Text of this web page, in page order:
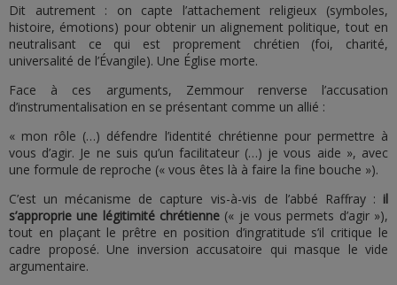
Dit autrement : on capte l’attachement religieux (symboles,
histoire, émotions) pour obtenir un alignement politique, tout en
neutralisant ce qui est proprement chrétien (foi, charité,
universalité de l’Évangile). Une Église morte.
Face à ces arguments, Zemmour renverse l’accusation
d’instrumentalisation en se présentant comme un allié :
« mon rôle (…) défendre l’identité chrétienne pour permettre à
vous d’agir. Je ne suis qu’un facilitateur (…) je vous aide », avec
une formule de reproche (« vous êtes là à faire la fine bouche »).
C’est un mécanisme de capture vis-à-vis de l’abbé Raffray : il
s’approprie une légitimité chrétienne (« je vous permets d’agir »),
tout en plaçant le prêtre en position d’ingratitude s’il critique le
cadre proposé. Une inversion accusatoire qui masque le vide
argumentaire.